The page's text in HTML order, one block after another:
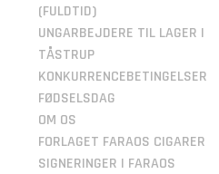
(FULDTID)
UNGARBEJDERE TIL LAGER I
TÅSTRUP
KONKURRENCEBETINGELSER
FØDSELSDAG
OM OS
FORLAGET FARAOS CIGARER
SIGNERINGER I FARAOS